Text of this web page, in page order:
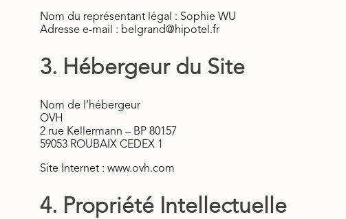
Nom du représentant légal : Sophie WU
Adresse e-mail : belgrand@hipotel.fr
3. Hébergeur du Site
Nom de l’hébergeur
OVH
2 rue Kellermann – BP 80157
59053 ROUBAIX CEDEX 1
Site Internet : www.ovh.com
4. Propriété Intellectuelle